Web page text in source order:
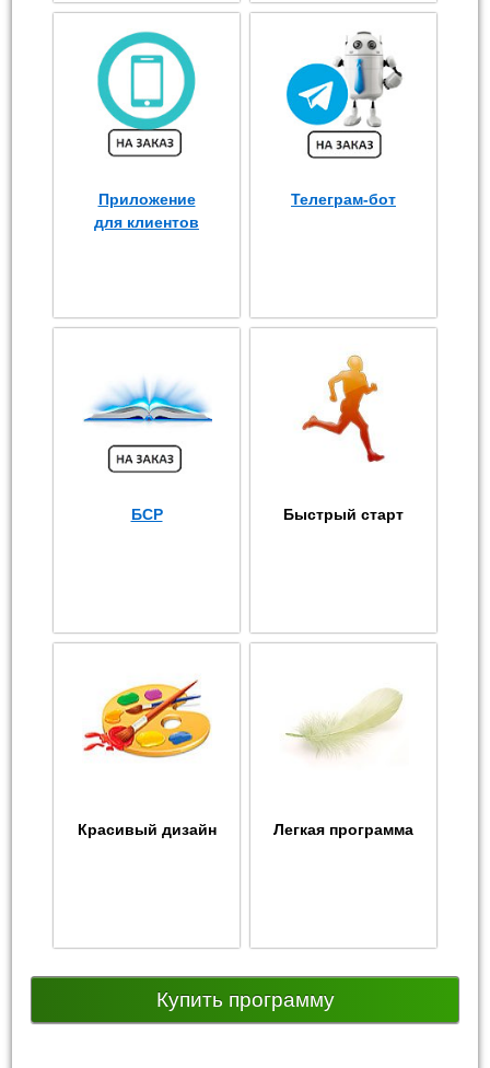
Приложение
для клиентов
Телеграм-бот
БСР Быстрый старт
Красивый дизайн Легкая программа
Купить программу